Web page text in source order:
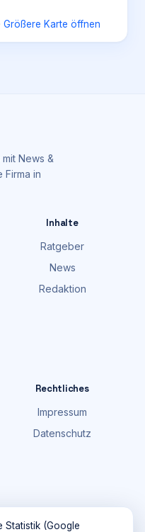
Größere Karte öffnen
News &
Firma in
Inhalte
Ratgeber
News
Redaktion
Rechtliches
Impressum
Datenschutz
Statistik (Google